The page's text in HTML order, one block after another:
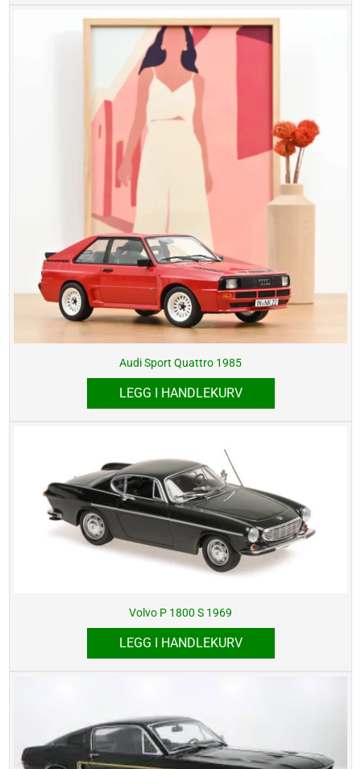
Audi Sport Quattro 1985
LEGG I HANDLEKURV
Volvo P 1800 S 1969
LEGG I HANDLEKURV